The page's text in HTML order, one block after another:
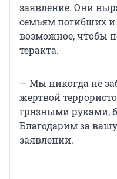
заявление. Они
семьям погибших и
возможное, чтобы
теракта.
— Мы никогда не
жертвой
грязными руками,
Благодарим за
заявлении.